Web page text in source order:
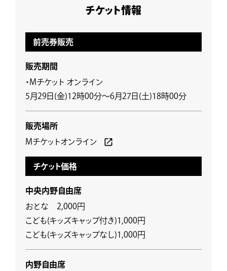
チケット情報
前売券販売
販売期間
・Mチケット オンライン
5月29日(金)12時00分～6月27日(土)18時00分
販売場所
Mチケットオンライン
チケット価格
中央内野自由席
おとな 2,000円
こども(キッズキャップ付き)1,000円
こども(キッズキャップなし)1,000円
内野自由席